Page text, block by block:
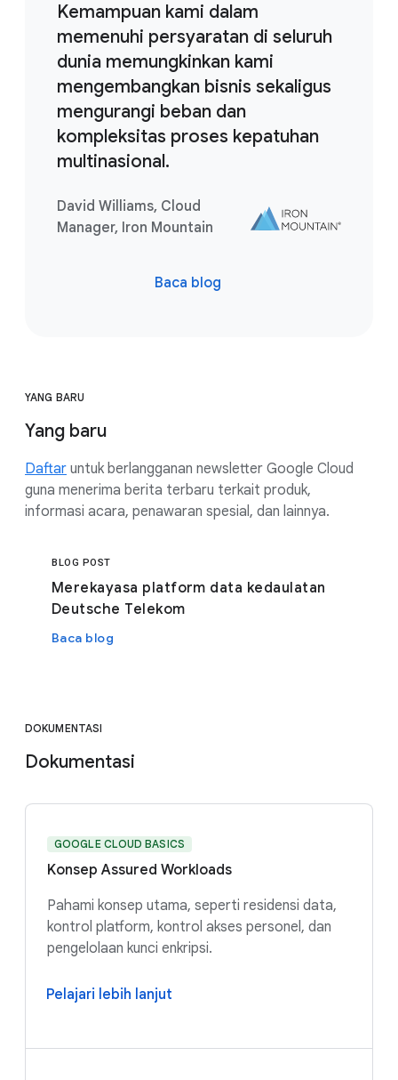
Kemampuan kami dalam
memenuhi persyaratan di seluruh
dunia memungkinkan kami
mengembangkan bisnis sekaligus
mengurangi beban dan
kompleksitas proses kepatuhan
multinasional.
David Williams, Cloud
Manager, Iron Mountain
Baca blog
YANG BARU
Yang baru
Daftar untuk berlangganan newsletter Google Cloud
guna menerima berita terbaru terkait produk,
informasi acara, penawaran spesial, dan lainnya.
BLOG POST
Merekayasa platform data kedaulatan
Deutsche Telekom
Baca blog
DOKUMENTASI
Dokumentasi
GOOGLE CLOUD BASICS
Konsep Assured Workloads
Pahami konsep utama, seperti residensi data,
kontrol platform, kontrol akses personel, dan
pengelolaan kunci enkripsi.
Pelajari lebih lanjut